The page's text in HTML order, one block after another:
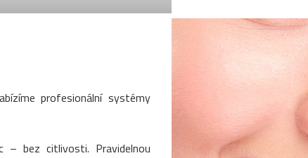
profesionální systémy
– bez citlivosti. Pravidelnou